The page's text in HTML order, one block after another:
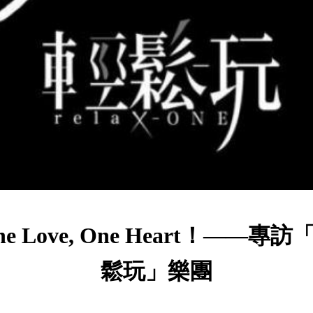
Love, One Heart！——專訪
鬆玩」樂團